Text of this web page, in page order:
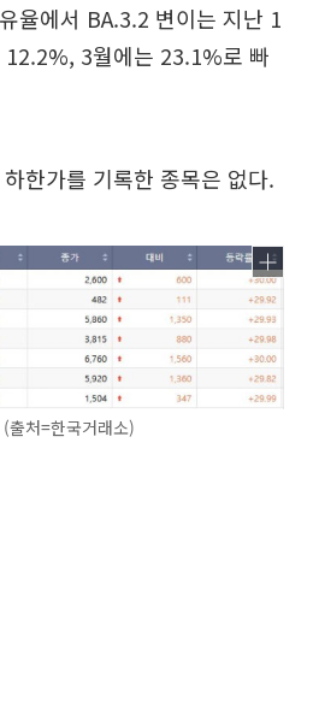
율에서 BA.3.2 변이는 지난 1
3월에는 23.1%로 빠
한가를 기록한 종목은 없다.
처=한국거래소)